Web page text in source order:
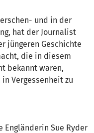
und in der
hat der Journalist
jüngeren Geschichte
die in diesem
bekannt waren,
Vergessenheit zu
Engländerin Sue Ryder